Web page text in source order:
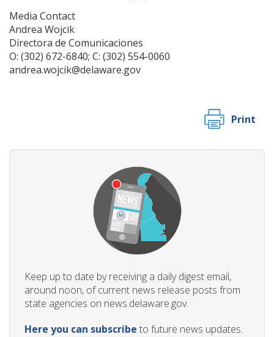
Media Contact
Andrea Wojcik
Directora de Comunicaciones
O: (302) 672-6840; C: (302) 554-0060
andrea.wojcik@delaware.gov
Print
Keep up to date by receiving a daily digest email,
around noon, of current news release posts from
state agencies on news.delaware.gov.
Here you can subscribe to future news updates.